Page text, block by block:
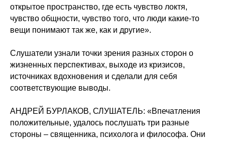
открытое пространство, где есть чувство локтя,
чувство общности, чувство того, что люди какие-то
вещи понимают так же, как и другие».
Слушатели узнали точки зрения разных сторон о
жизненных перспективах, выходе из кризисов,
источниках вдохновения и сделали для себя
соответствующие выводы.
АНДРЕЙ БУРЛАКОВ, СЛУШАТЕЛЬ: «Впечатления
положительные, удалось послушать три разные
стороны – священника, психолога и философа. Они